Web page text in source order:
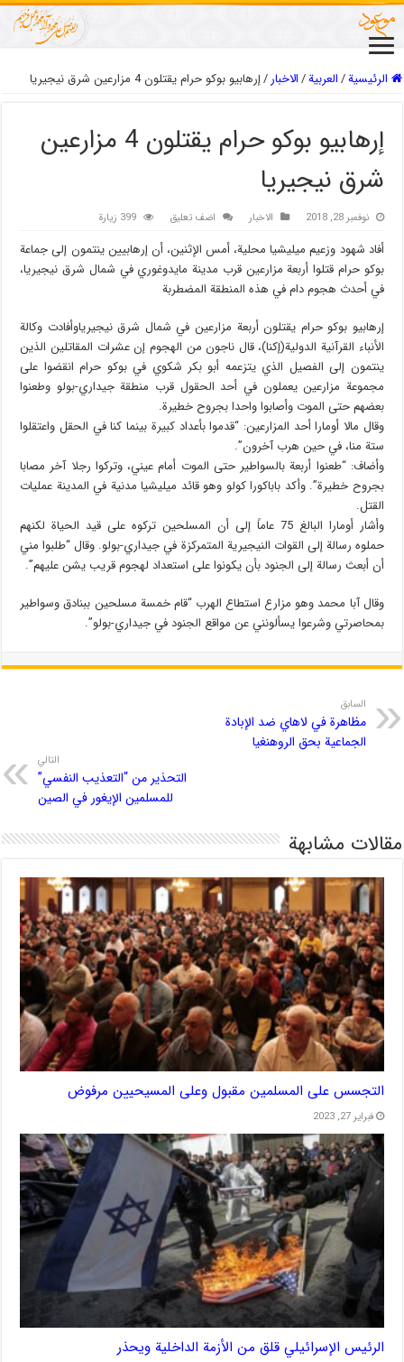
الرئيسية/العربیة/الاخبار/إرهابيو بوكو حرام يقتلون 4 مزارعين شرق نيجيريا
إرهابيو بوكو حرام يقتلون 4 مزارعين
شرق نيجيريا
نوفمبر 28, 2018 الاخبار اضف تعليق 399 زيارة
أفاد شهود وزعيم ميليشيا محلية، أمس الإثنين، أن إرهابيين ينتمون إلى جماعة
بوكو حرام قتلوا أربعة مزارعين قرب مدينة مايدوغوري في شمال شرق نيجيريا،
في أحدث هجوم دام في هذه المنطقة المضطربة
إرهابيو بوكو حرام يقتلون أربعة مزارعين في شمال شرق نيجيرياوأفادت وكالة
الأنباء القرآنية الدولية(إکنا)، قال ناجون من الهجوم إن عشرات المقاتلين الذين
ينتمون إلى الفصيل الذي يتزعمه أبو بكر شكوي في بوكو حرام انقضوا على
مجموعة مزارعين يعملون في أحد الحقول قرب منطقة جيداري-بولو وطعنوا
بعضهم حتى الموت وأصابوا واحدا بجروح خطيرة.
وقال مالا أومارا أحد المزارعين: “قدموا بأعداد كبيرة بينما كنا في الحقل واعتقلوا
ستة منا، في حين هرب آخرون”.
وأضاف: “طعنوا أربعة بالسواطير حتى الموت أمام عيني، وتركوا رجلا آخر مصابا
بجروح خطيرة”. وأكد باباكورا كولو وهو قائد ميليشيا مدنية في المدينة عمليات
القتل.
وأشار أومارا البالغ 75 عاماً إلى أن المسلحين تركوه على قيد الحياة لكنهم
حملوه رسالة إلى القوات النيجيرية المتمركزة في جيداري-بولو. وقال “طلبوا مني
أن أبعث رسالة إلى الجنود بأن يكونوا على استعداد لهجوم قريب يشن عليهم”.
وقال آبا محمد وهو مزارع استطاع الهرب “قام خمسة مسلحين ببنادق وسواطير
بمحاصرتي وشرعوا يسألونني عن مواقع الجنود في جيداري-بولو”.
السابق
مظاهرة في لاهاي ضد الإبادة
الجماعية بحق الروهنغيا
التالي
التحذير من “التعذيب النفسي”
للمسلمين الإيغور في الصين
مقالات مشابهة
التجسس على المسلمين مقبول وعلى المسيحيين مرفوض
فبراير 27, 2023
الرئيس الإسرائيلي قلق من الأزمة الداخلية ويحذر